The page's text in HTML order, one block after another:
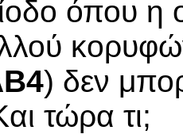
όπου η
) δεν
τώρα τι;